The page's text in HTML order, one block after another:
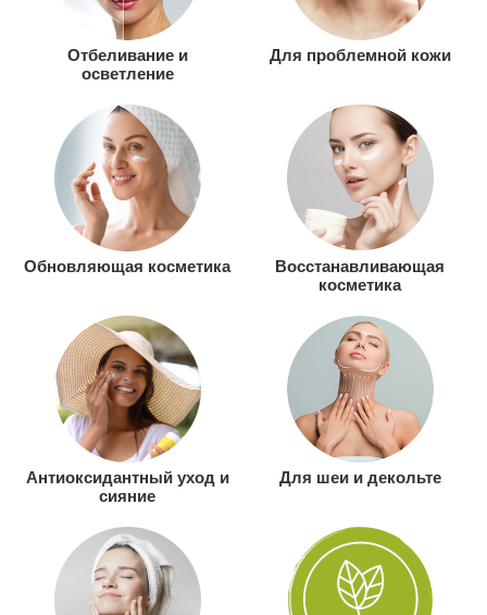
Отбеливание и
осветление
Для проблемной кожи
Обновляющая косметика
Восстанавливающая
косметика
Антиоксидантный уход и
сияние
Для шеи и декольте